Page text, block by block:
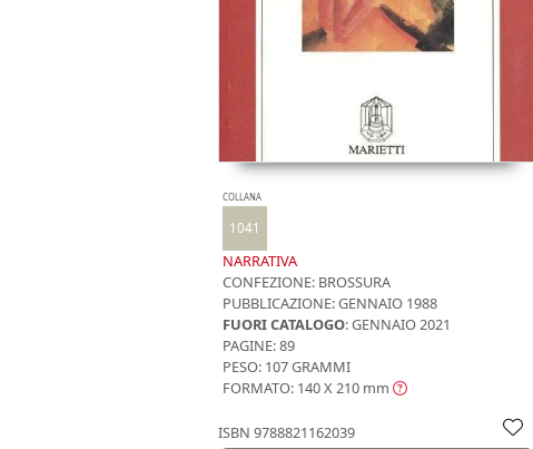
COLLANA
1041
NARRATIVA
CONFEZIONE: BROSSURA
PUBBLICAZIONE:GENNAIO 1988
FUORI CATALOGO: GENNAIO 2021
PAGINE: 89
PESO: 107 GRAMMI
FORMATO: 140 X 210 mm
ISBN 9788821162039